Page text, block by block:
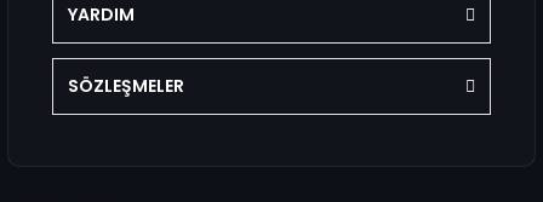
YARDIM
SÖZLEŞMELER